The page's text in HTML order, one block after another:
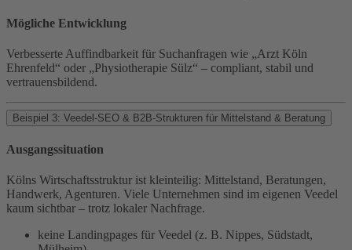
Mögliche Entwicklung
Verbesserte Auffindbarkeit für Suchanfragen wie „Arzt Köln
Ehrenfeld“ oder „Physiotherapie Sülz“ – compliant, stabil und
vertrauensbildend.
Beispiel 3: Veedel-SEO & B2B-Strukturen für Mittelstand & Beratung
Ausgangssituation
Kölns Wirtschaftsstruktur ist kleinteilig: Mittelstand, Beratungen,
Handwerk, Agenturen. Viele Unternehmen sind im eigenen Veedel
kaum sichtbar – trotz lokaler Nachfrage.
keine Landingpages für Veedel (z. B. Nippes, Südstadt,